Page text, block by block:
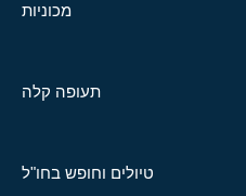
מכוניות
תעופה קלה
טיולים וחופש בחו"ל